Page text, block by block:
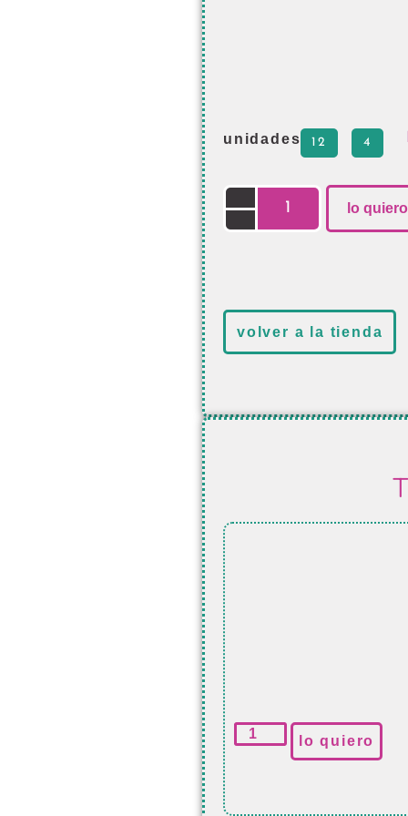
unidades 12 4
lo quiero
volver a la tienda
lo quiero